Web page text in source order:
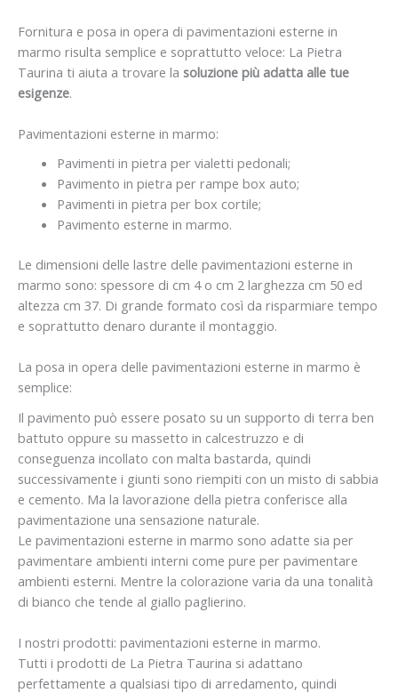
Fornitura e posa in opera di pavimentazioni esterne in
marmo risulta semplice e soprattutto veloce: La Pietra
Taurina ti aiuta a trovare la soluzione più adatta alle tue
esigenze.
Pavimentazioni esterne in marmo:
Pavimenti in pietra per vialetti pedonali;
Pavimento in pietra per rampe box auto;
Pavimenti in pietra per box cortile;
Pavimento esterne in marmo.
Le dimensioni delle lastre delle pavimentazioni esterne in
marmo sono: spessore di cm 4 o cm 2 larghezza cm 50 ed
altezza cm 37. Di grande formato così da risparmiare tempo
e soprattutto denaro durante il montaggio.
La posa in opera delle pavimentazioni esterne in marmo è
semplice:
Il pavimento può essere posato su un supporto di terra ben
battuto oppure su massetto in calcestruzzo e di
conseguenza incollato con malta bastarda, quindi
successivamente i giunti sono riempiti con un misto di sabbia
e cemento. Ma la lavorazione della pietra conferisce alla
pavimentazione una sensazione naturale.
Le pavimentazioni esterne in marmo sono adatte sia per
pavimentare ambienti interni come pure per pavimentare
ambienti esterni. Mentre la colorazione varia da una tonalità
di bianco che tende al giallo paglierino.
I nostri prodotti: pavimentazioni esterne in marmo.
Tutti i prodotti de La Pietra Taurina si adattano
perfettamente a qualsiasi tipo di arredamento, quindi